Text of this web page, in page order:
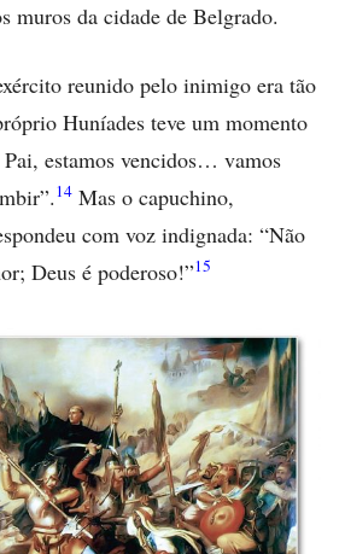
muros da cidade de Belgrado.
reunido pelo inimigo era tão
Huníades teve um momento
estamos vencidos… vamos
14 Mas o capuchino,
com voz indignada: “Não
Deus é poderoso!”15